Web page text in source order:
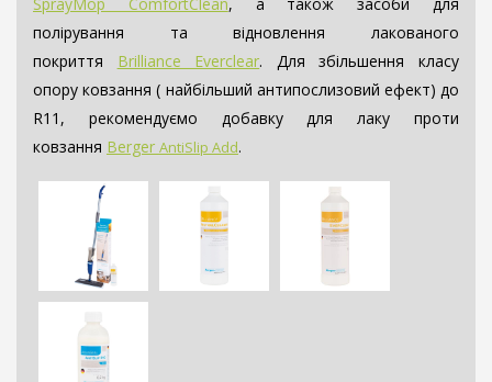
полірування та відновлення лакованого
покриття Brilliance Everclear. Для збільшення класу
опору ковзання ( найбільший антипослизовий ефект) до
R11, рекомендуємо добавку для лаку проти
ковзання Berger AntiSlip Add.